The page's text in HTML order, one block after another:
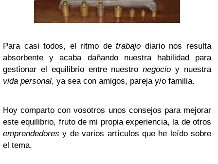
Para casi todos, el ritmo detrabajo diario nos resulta
absorbente y acaba dañando nuestra habilidad para
gestionar el equilibrio entre nuestronegocio y nuestra
vida personal, ya sea con amigos, pareja y/o familia.
Hoy comparto con vosotros unos consejos para mejorar
este equilibrio, fruto de mi propia experiencia, la de otros
emprendedores y de varios artículos que he leído sobre
el tema.